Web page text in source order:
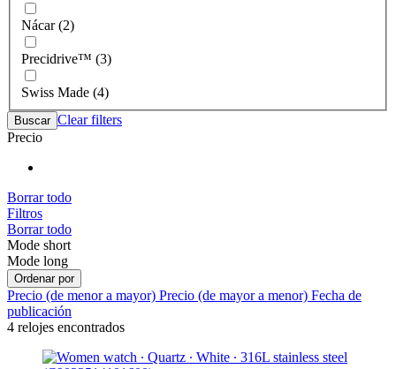
Nácar (2)
Precidrive™ (3)
Swiss Made (4)
Buscar Clear filters
Precio
Borrar todo
Filtros
Borrar todo
Mode short
Mode long
Ordenar por
Precio (de menor a mayor) Precio (de mayor a menor) Fecha de
publicación
4 relojes encontrados